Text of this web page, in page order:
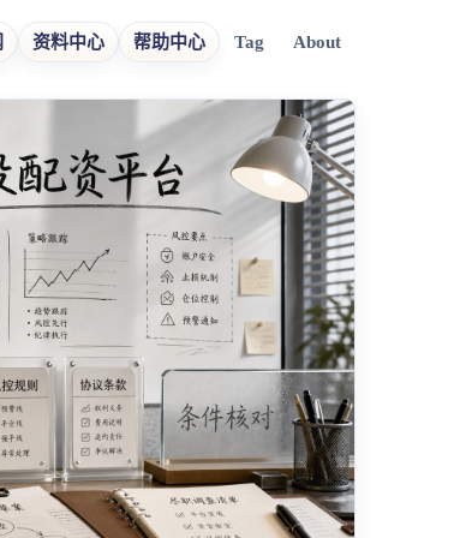
资料中心 帮助中心 Tag About